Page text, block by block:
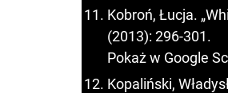
Kobroń, Łucja.
(2013): 296-301.
Pokaż w Google
Kopaliński,